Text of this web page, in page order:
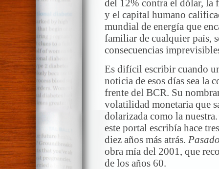
del 12% contra el dólar, la
y el capital humano
mundial de energía que
familiar de cualquier país,
consecuencias
Es difícil escribir cuando
noticia de esos días sea la
frente del BCR. Su
volatilidad monetaria que
dolarizada como la
este portal escribía hace
diez años más atrás.
obra mía del 2001, que
de los años 60.